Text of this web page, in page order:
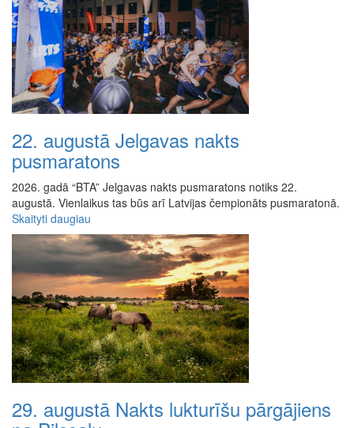
22. augustā Jelgavas nakts
pusmaratons
2026. gadā “BTA” Jelgavas nakts pusmaratons notiks 22.
augustā. Vienlaikus tas būs arī Latvijas čempionāts pusmaratonā.
Skaityti daugiau
29. augustā Nakts lukturīšu pārgājiens